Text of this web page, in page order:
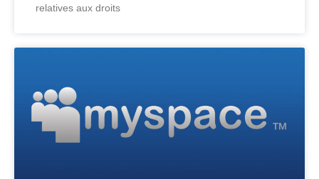
relatives aux droits